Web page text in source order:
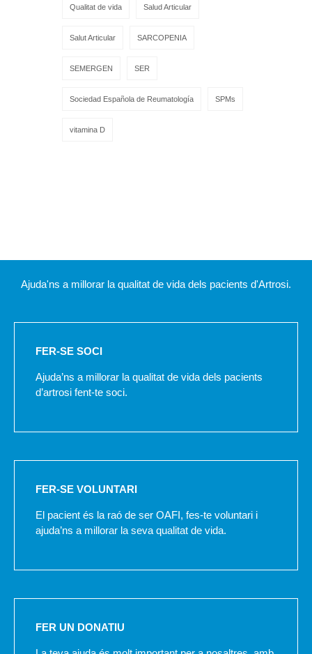
Qualitat de vida Salud Articular
Salut Articular SARCOPENIA
SEMERGEN SER
Sociedad Española de Reumatología SPMs
vitamina D
Ajuda'ns a millorar la qualitat de vida dels pacients d'Artrosi.
FER-SE SOCI
Ajuda’ns a millorar la qualitat de vida dels pacients
d’artrosi fent-te soci.
FER-SE VOLUNTARI
El pacient és la raó de ser OAFI, fes-te voluntari i
ajuda’ns a millorar la seva qualitat de vida.
FER UN DONATIU